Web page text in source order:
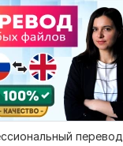
перевод